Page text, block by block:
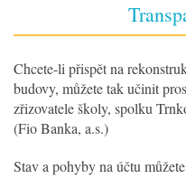
Kontakt
Chcete-li přispět na
budovy, můžete tak učinit
zřizovatele školy, spolku
(Fio Banka, a.s.)
Stav a pohyby na účtu